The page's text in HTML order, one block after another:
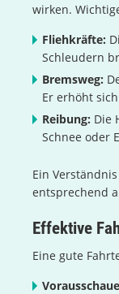
wirken.
Fliehkräfte:
Schleudern
Bremsweg:
Er erhöht
Reibung: Die
Schnee oder
Ein
entsprechend
Effektive
Eine gute